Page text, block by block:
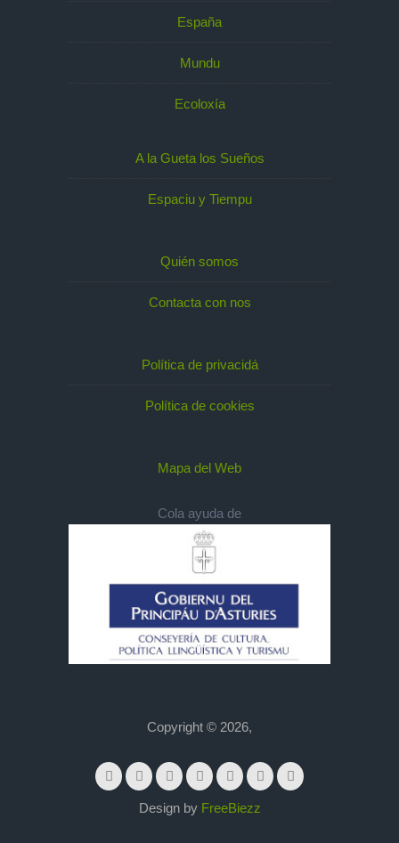
España
Mundu
Ecoloxía
A la Gueta los Sueños
Espaciu y Tiempu
Quién somos
Contacta con nos
Política de privacidá
Política de cookies
Mapa del Web
Cola ayuda de
Copyright © 2026,
Design by FreeBiezz